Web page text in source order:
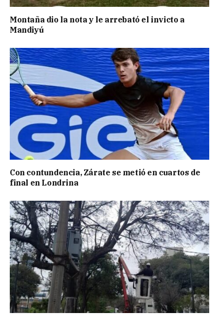
Montaña dio la nota y le arrebató el invicto a
Mandiyú
Con contundencia, Zárate se metió en cuartos de
final en Londrina